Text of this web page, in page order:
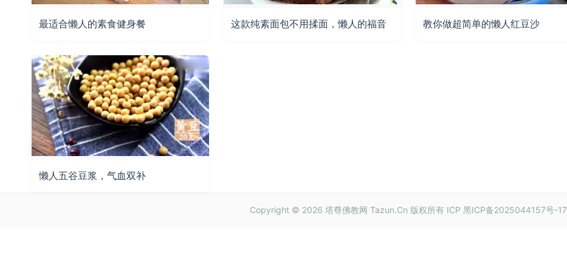
最适合懒人的素食健身餐 这款纯素面包不用揉面，懒人的福音 教你做超简单的懒人红豆沙
懒人五谷豆浆，气血双补
Copyright © 2026 塔尊佛教网 Tazun.Cn 版权所有 ICP 黑ICP备2025044157号-17